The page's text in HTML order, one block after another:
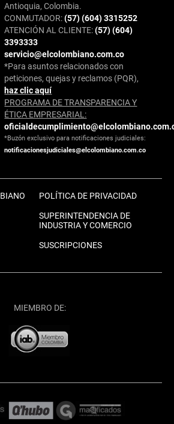
Antioquia, Colombia.
CONMUTADOR:(57) (604) 3315252
ATENCIÓN AL CLIENTE:(57) (604)
3393333
servicio@elcolombiano.com.co
*Para asuntos relacionados con
peticiones, quejas y reclamos (PQR),
haz clic aquí
PROGRAMA DE TRANSPARENCIA Y
ÉTICA EMPRESARIAL:
*Buzón exclusivo para notificaciones judiciales:
notificacionesjudiciales@elcolombiano.com.co
POLÍTICA DE PRIVACIDAD
SUPERINTENDENCIA DE
INDUSTRIA Y COMERCIO
SUSCRIPCIONES
MIEMBRO DE: